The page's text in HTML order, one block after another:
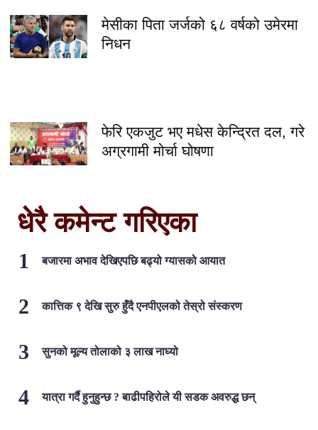
मेसीका पिता जर्जको ६८ वर्षको उमेरमा
निधन
फेरि एकजुट भए मधेस केन्द्रित दल, गरे
अग्रगामी मोर्चा घोषणा
धेरै कमेन्ट गरिएका
बजारमा अभाव देखिएपछि बढ्यो ग्यासको आयात
कात्तिक ९ देखि सुरु हुँदै एनपीएलको तेस्रो संस्करण
सुनको मूल्य तोलाको ३ लाख नाघ्यो
यात्रा गर्दै हुनुहुन्छ ? बाढीपहिरोले यी सडक अवरुद्ध छन्